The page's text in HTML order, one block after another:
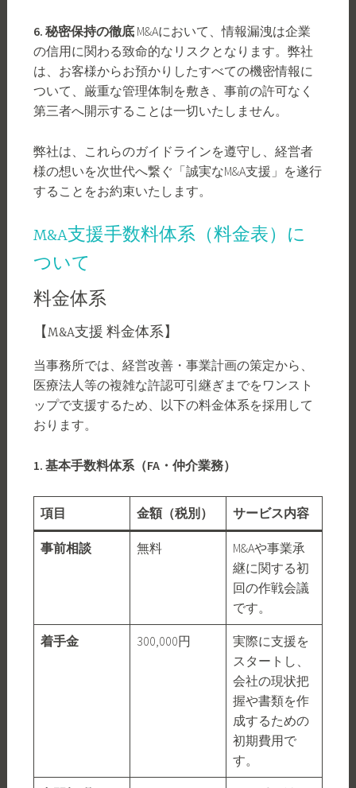
6. 秘密保持の徹底M&Aにおいて、情報漏洩は企業
の信用に関わる致命的なリスクとなります。弊社
は、お客様からお預かりしたすべての機密情報に
ついて、厳重な管理体制を敷き、事前の許可なく
第三者へ開示することは一切いたしません。
弊社は、これらのガイドラインを遵守し、経営者
様の想いを次世代へ繋ぐ「誠実なM&A支援」を遂行
することをお約束いたします。
M&A支援手数料体系（料金表）に
ついて
料金体系
【M&A支援 料金体系】
当事務所では、経営改善・事業計画の策定から、
医療法人等の複雑な許認可引継ぎまでをワンスト
ップで支援するため、以下の料金体系を採用して
おります。
1. 基本手数料体系（FA・仲介業務）
項目 金額（税別） サービス内容
事前相談 無料
M&Aや事業承
継に関する初
回の作戦会議
です。
着手金 300,000円
実際に支援を
スタートし、
会社の現状把
握や書類を作
成するための
初期費用で
す。